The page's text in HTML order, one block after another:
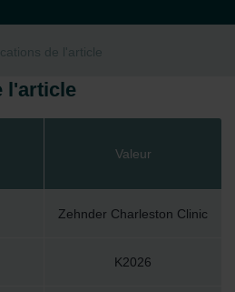
de l'article
l'article
Valeur
Zehnder Charleston Clinic
K2026